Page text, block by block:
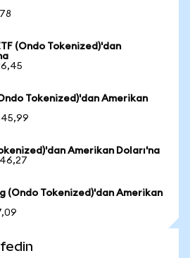
(Ondo Tokenized)'dan
Tokenized)'dan Amerikan
Amerikan Doları'na
(Ondo Tokenized)'dan Amerikan